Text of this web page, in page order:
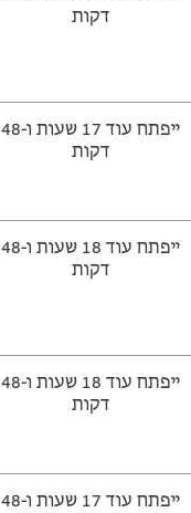
דקות
ייפתח עוד 17 שעות ‫ו-48
דקות
ייפתח עוד 18 שעות ‫ו-48
דקות
ייפתח עוד 18 שעות ‫ו-48
דקות
ייפתח עוד 17 שעות ‫ו-48